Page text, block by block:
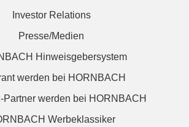
Investor Relations
Presse/Medien
Hinweisgebersystem
werden bei HORNBACH
Partner werden bei HORNBACH
Werbeklassiker